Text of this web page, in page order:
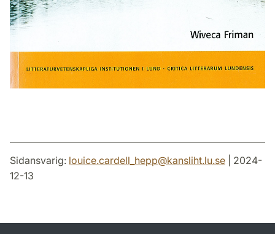
Sidansvarig: louice.cardell_hepp@kansliht.lu.se | 2024-
12-13